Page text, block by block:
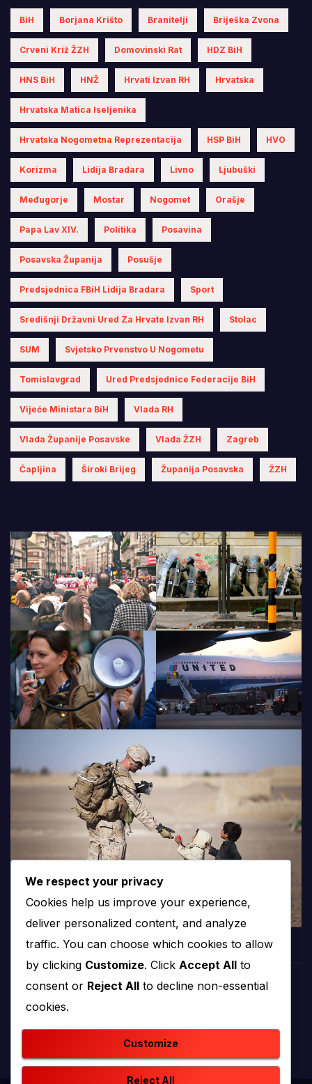
BiH Borjana Krišto Branitelji Briješka Zvona
Crveni Križ ŽZH Domovinski Rat HDZ BiH
HNS BiH HNŽ Hrvati Izvan RH Hrvatska
Hrvatska Matica Iseljenika
Hrvatska Nogometna Reprezentacija HSP BiH HVO
Korizma Lidija Bradara Livno Ljubuški
Međugorje Mostar Nogomet Orašje
Papa Lav XIV. Politika Posavina
Posavska Županija Posušje
Predsjednica FBiH Lidija Bradara Sport
Središnji Državni Ured Za Hrvate Izvan RH Stolac
SUM Svjetsko Prvenstvo U Nogometu
Tomislavgrad Ured Predsjednice Federacije BiH
Vijeće Ministara BiH Vlada RH
Vlada Županije Posavske Vlada ŽZH Zagreb
Čapljina Široki Brijeg Županija Posavska ŽZH
produkcija i emitiranje tv programa
We respect your privacy
Cookies help us improve your experience,
deliver personalized content, and analyze
traffic. You can choose which cookies to allow
by clicking Customize. Click Accept All to
consent or Reject All to decline non-essential
cookies.
Customize
Reject All